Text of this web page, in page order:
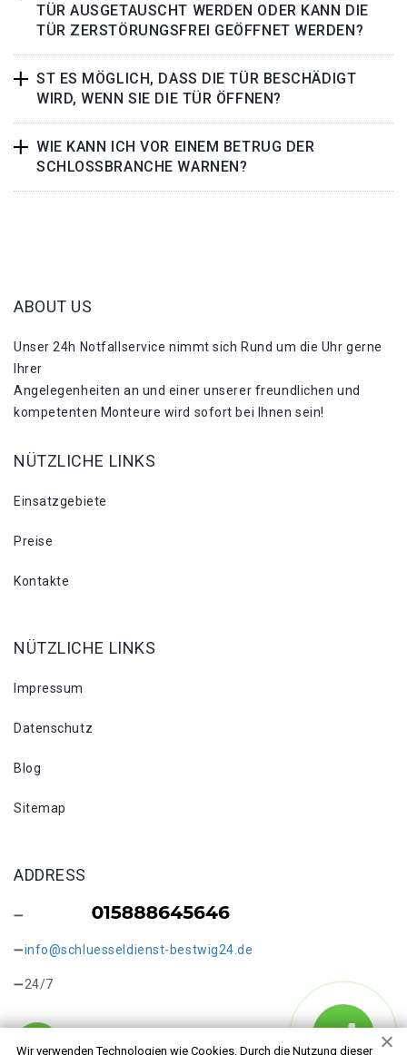
TÜR AUSGETAUSCHT WERDEN ODER KANN DIE
TÜR ZERSTÖRUNGSFREI GEÖFFNET WERDEN?
ST ES MÖGLICH, DASS DIE TÜR BESCHÄDIGT
WIRD, WENN SIE DIE TÜR ÖFFNEN?
WIE KANN ICH VOR EINEM BETRUG DER
SCHLOSSBRANCHE WARNEN?
Wir verwenden Technologien wie Cookies. Durch die Nutzung dieser
ABOUT US
Unser 24h Notfallservice nimmt sich Rund um die Uhr gerne
Ihrer
Angelegenheiten an und einer unserer freundlichen und
kompetenten Monteure wird sofort bei Ihnen sein!
NÜTZLICHE LINKS
Einsatzgebiete
Preise
Kontakte
NÜTZLICHE LINKS
Impressum
Datenschutz
Blog
Sitemap
ADDRESS
info@schluesseldienst-bestwig24.de
24/7